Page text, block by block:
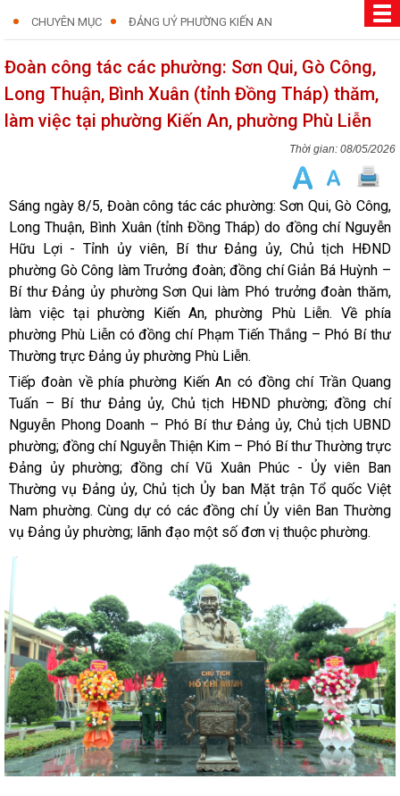
CHUYÊN MỤC ĐẢNG UỶ PHƯỜNG KIẾN AN
Đoàn công tác các phường: Sơn Qui, Gò Công,
Long Thuận, Bình Xuân (tỉnh Đồng Tháp) thăm,
làm việc tại phường Kiến An, phường Phù Liễn
08/05/2026
Sáng ngày 8/5, Đoàn công tác các phường: Sơn Qui, Gò Công,
Long Thuận, Bình Xuân (tỉnh Đồng Tháp) do đồng chí Nguyễn
Hữu Lợi - Tỉnh ủy viên, Bí thư Đảng ủy, Chủ tịch HĐND
phường Gò Công làm Trưởng đoàn; đồng chí Giản Bá Huỳnh –
Bí thư Đảng ủy phường Sơn Qui làm Phó trưởng đoàn thăm,
làm việc tại phường Kiến An, phường Phù Liễn. Về phía
phường Phù Liễn có đồng chí Phạm Tiến Thắng – Phó Bí thư
Thường trực Đảng ủy phường Phù Liễn.
Tiếp đoàn về phía phường Kiến An có đồng chí Trần Quang
Tuấn – Bí thư Đảng ủy, Chủ tịch HĐND phường; đồng chí
Nguyễn Phong Doanh – Phó Bí thư Đảng ủy, Chủ tịch UBND
phường; đồng chí Nguyễn Thiện Kim – Phó Bí thư Thường trực
Đảng ủy phường; đồng chí Vũ Xuân Phúc - Ủy viên Ban
Thường vụ Đảng ủy, Chủ tịch Ủy ban Mặt trận Tổ quốc Việt
Nam phường. Cùng dự có các đồng chí Ủy viên Ban Thường
vụ Đảng ủy phường; lãnh đạo một số đơn vị thuộc phường.